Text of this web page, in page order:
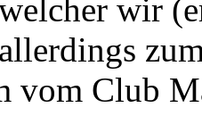
wir
vom Club